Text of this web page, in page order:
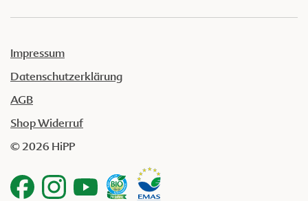
Impressum
Datenschutzerklärung
AGB
Shop Widerruf
© 2026 HiPP